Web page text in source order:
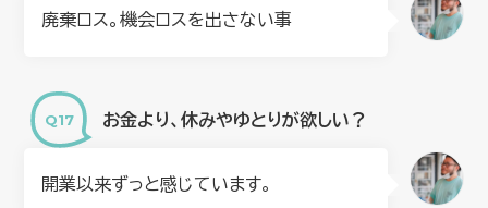
廃棄ロス。機会ロスを出さない事
お金より、休みやゆとりが欲しい？
開業以来ずっと感じています。